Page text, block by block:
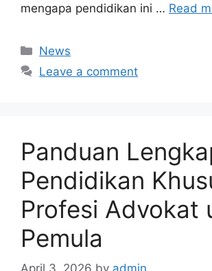
mengapa pendidikan ini … Read
Categories
News
Leave a comment
Panduan
Pendidikan
Profesi Advokat
Pemula